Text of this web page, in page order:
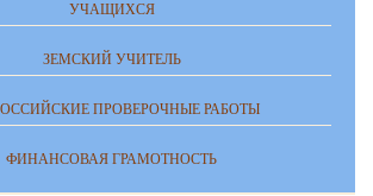
УЧАЩИХСЯ
ЗЕМСКИЙ УЧИТЕЛЬ
ПРОВЕРОЧНЫЕ РАБОТЫ
ФИНАНСОВАЯ ГРАМОТНОСТЬ